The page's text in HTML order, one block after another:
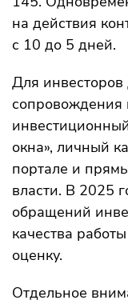
на действия
с 10 до 5 дней.
Для инвесторов
сопровождения
окна», личный
портале и
власти. В 2025
обращений
качества
оценку.
Отдельное